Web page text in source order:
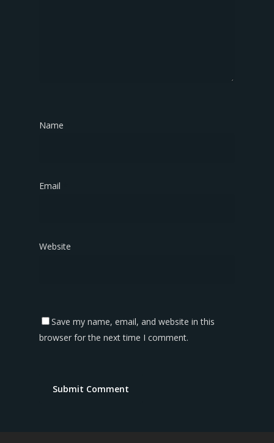
Name
Email
Website
Save my name, email, and website in this
browser for the next time I comment.